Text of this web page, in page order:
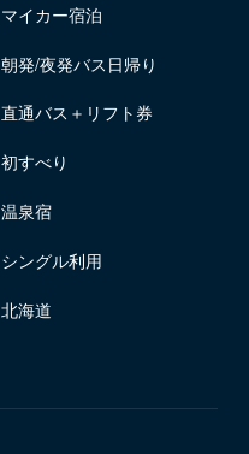
マイカー宿泊
朝発/夜発バス日帰り
直通バス＋リフト券
初すべり
温泉宿
シングル利用
北海道